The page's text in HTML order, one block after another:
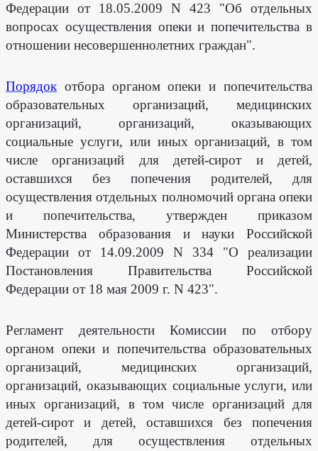
Федерации от 18.05.2009 N 423 "Об отдельных
вопросах осуществления опеки и попечительства в
отношении несовершеннолетних граждан".
Порядок отбора органом опеки и попечительства
образовательных организаций, медицинских
организаций, организаций, оказывающих
социальные услуги, или иных организаций, в том
числе организаций для детей-сирот и детей,
оставшихся без попечения родителей, для
осуществления отдельных полномочий органа опеки
и попечительства, утвержден приказом
Министерства образования и науки Российской
Федерации от 14.09.2009 N 334 "О реализации
Постановления Правительства Российской
Федерации от 18 мая 2009 г. N 423".
Регламент деятельности Комиссии по отбору
органом опеки и попечительства образовательных
организаций, медицинских организаций,
организаций, оказывающих социальные услуги, или
иных организаций, в том числе организаций для
детей-сирот и детей, оставшихся без попечения
родителей, для осуществления отдельных